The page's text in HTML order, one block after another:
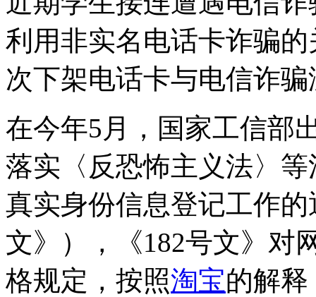
利用非实名电话卡诈骗
次下架电话卡与电信诈
在今年5月，国家工信部
落实〈反恐怖主义法〉
真实身份信息登记工作
文》），《182号文》对
格规定，按照淘宝的解